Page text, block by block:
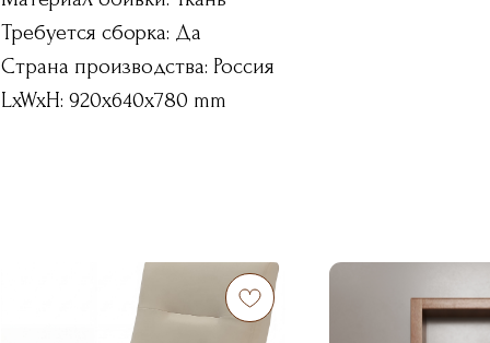
Требуется сборка: Да
Страна производства: Россия
LxWxH: 920x640x780 mm